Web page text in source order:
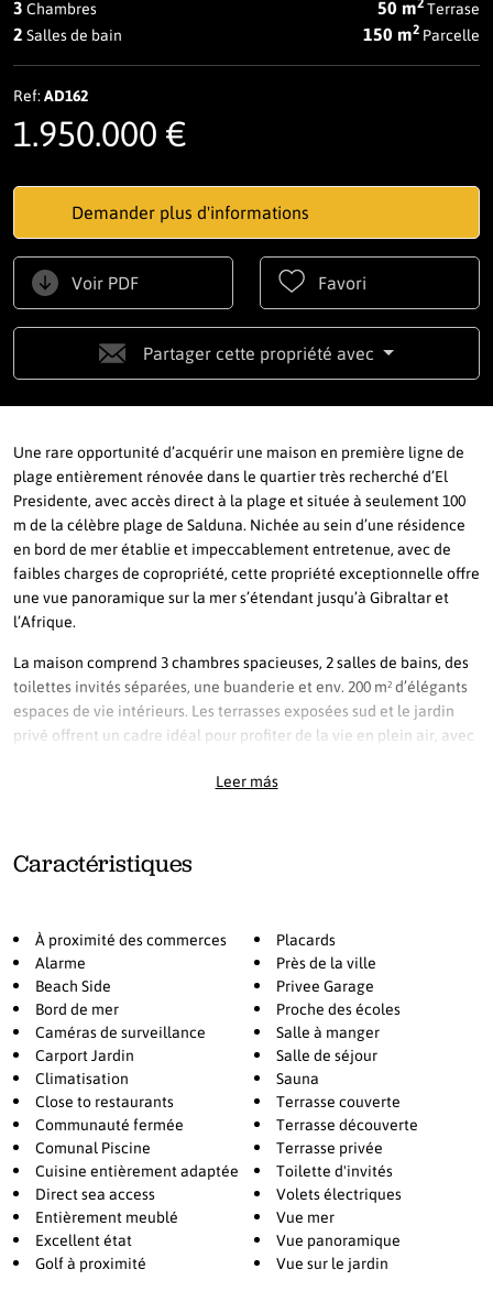
3 Chambres
2 Salles de bain
50 m Terrase
150 m2 Parcelle
Ref: AD162
1.950.000 €
Demander plus d'informations
Voir PDF Favori
Partager cette propriété avec
Une rare opportunité d’acquérir une maison en première ligne de
plage entièrement rénovée dans le quartier très recherché d’El
Presidente, avec accès direct à la plage et située à seulement 100
m de la célèbre plage de Salduna. Nichée au sein d’une résidence
en bord de mer établie et impeccablement entretenue, avec de
faibles charges de copropriété, cette propriété exceptionnelle offre
une vue panoramique sur la mer s’étendant jusqu’à Gibraltar et
l’Afrique.
La maison comprend 3 chambres spacieuses, 2 salles de bains, des
toilettes invités séparées, une buanderie et env. 200 m² d’élégants
espaces de vie intérieurs. Les terrasses exposées sud et le jardin
privé offrent un cadre idéal pour profiter de la vie en plein air, avec
supplémentaires figurent : résidence fermée privée avec parking
toute la maison, volets roulants électriques dans toutes les pièces,
internet haut débit par fibre optique, système d’alarme surveillé et
extérieur, 2 piscines communes / piscine enfants et adultes. Une
résidence en bord de mer et une opportunité d’investissement
exceptionnelles dans l’un des emplacements les plus désirables de
la Costa del Sol.
Leer más
Caractéristiques
À proximité des commerces
Alarme
Beach Side
Bord de mer
Caméras de surveillance
Carport Jardin
Climatisation
Close to restaurants
Communauté fermée
Comunal Piscine
Cuisine entièrement adaptée
Direct sea access
Entièrement meublé
Excellent état
Golf à proximité
Placards
Près de la ville
Privee Garage
Proche des écoles
Salle à manger
Salle de séjour
Sauna
Terrasse couverte
Terrasse découverte
Terrasse privée
Toilette d'invités
Volets électriques
Vue mer
Vue panoramique
Vue sur le jardin